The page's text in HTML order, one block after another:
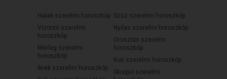
Halak szerelmi horoszkóp
Vízöntő szerelmi
horoszkóp
Mérleg szerelmi
horoszkóp
Ikrek szerelmi horoszkóp
Szűz szerelmi horoszkóp
Nyilas szerelmi horoszkóp
Oroszlán szerelmi
horoszkóp
Kos szerelmi horoszkóp
Skorpió szerelmi